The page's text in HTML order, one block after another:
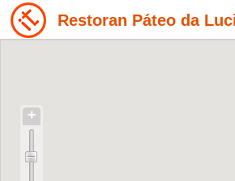
Restoran Páteo da
+